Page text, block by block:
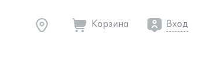
Корзина Вход